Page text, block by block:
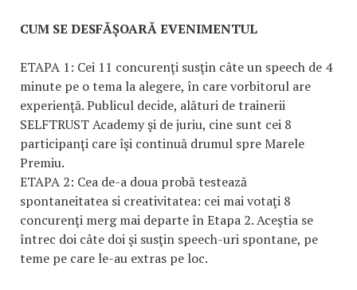
CUM SE DESFĂȘOARĂ EVENIMENTUL
ETAPA 1: Cei 11 concurenţi susţin câte un speech de 4
minute pe o tema la alegere, în care vorbitorul are
experienţă. Publicul decide, alături de trainerii
SELFTRUST Academy şi de juriu, cine sunt cei 8
participanţi care îşi continuă drumul spre Marele
Premiu.
ETAPA 2: Cea de-a doua probă testează
spontaneitatea si creativitatea: cei mai votaţi 8
concurenţi merg mai departe în Etapa 2. Aceştia se
întrec doi câte doi şi susţin speech-uri spontane, pe
teme pe care le-au extras pe loc.